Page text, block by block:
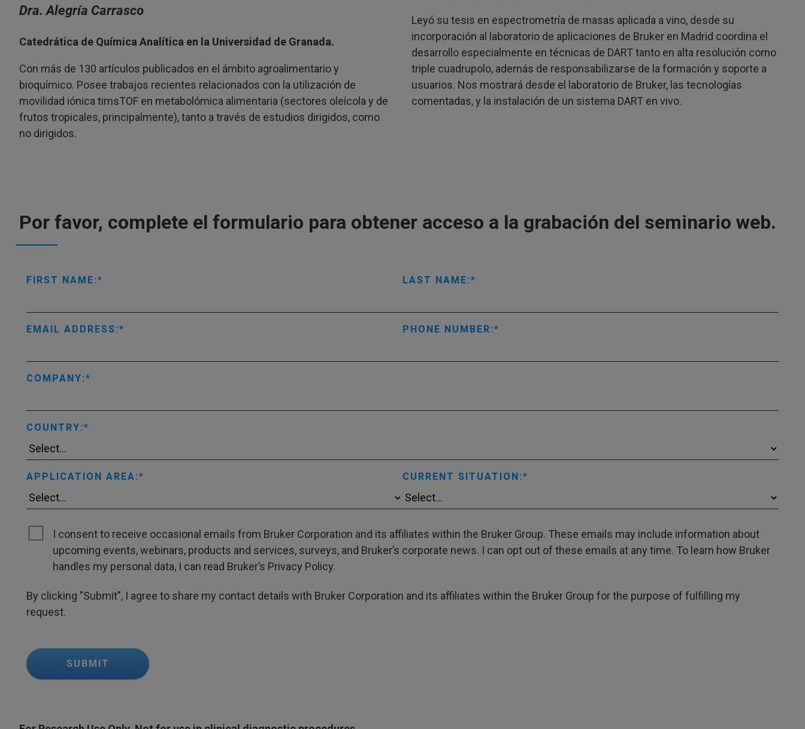
Dra. Alegría Carrasco
Catedrática de Química Analítica en la Universidad de Granada.
Con más de 130 artículos publicados en el ámbito agroalimentario y
bioquímico. Posee trabajos recientes relacionados con la utilización de
movilidad iónica timsTOF en metabolómica alimentaria (sectores oleícola y de
frutos tropicales, principalmente), tanto a través de estudios dirigidos, como
no dirigidos.
Leyó su tesis en espectrometría de masas aplicada a vino, desde su
incorporación al laboratorio de aplicaciones de Bruker en Madrid coordina el
desarrollo especialmente en técnicas de DART tanto en alta resolución como
triple cuadrupolo, además de responsabilizarse de la formación y soporte a
usuarios. Nos mostrará desde el laboratorio de Bruker, las tecnologías
comentadas, y la instalación de un sistema DART en vivo.
Por favor, complete el formulario para obtener acceso a la grabación del seminario web.
FIRST NAME: LAST NAME:
EMAIL ADDRESS: PHONE NUMBER:
COMPANY:
COUNTRY:
APPLICATION AREA: CURRENT SITUATION:
I consent to receive occasional emails from Bruker Corporation and its affiliates within the Bruker Group. These emails may include information about
upcoming events, webinars, products and services, surveys, and Bruker’s corporate news. I can opt out of these emails at any time. To learn how Bruker
handles my personal data, I can read Bruker’s Privacy Policy.
By clicking "Submit", I agree to share my contact details with Bruker Corporation and its affiliates within the Bruker Group for the purpose of fulfilling my
request.
SUBMIT